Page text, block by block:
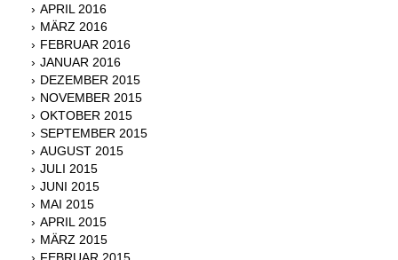
APRIL 2016
MÄRZ 2016
FEBRUAR 2016
JANUAR 2016
DEZEMBER 2015
NOVEMBER 2015
OKTOBER 2015
SEPTEMBER 2015
AUGUST 2015
JULI 2015
JUNI 2015
MAI 2015
APRIL 2015
MÄRZ 2015